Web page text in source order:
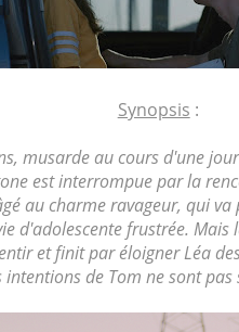
Synopsis :
musarde au cours d'une
est interrompue par la
aucharmeravageur, qui va
d'adolescente frustrée. Mais
etfinit par éloigner Léa
intentions de Tom ne sont pas